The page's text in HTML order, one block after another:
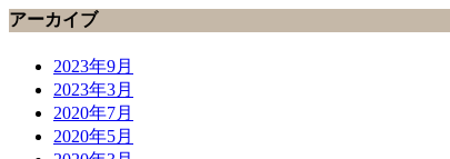
アーカイブ
2023年9月
2023年3月
2020年7月
2020年5月